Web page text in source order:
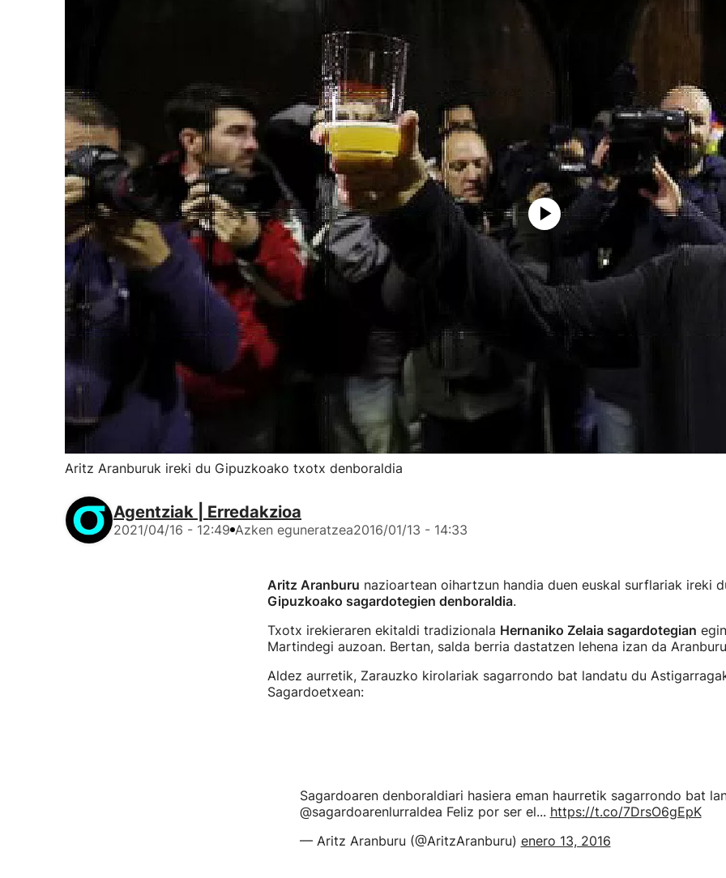
Aritz Aranburuk ireki du Gipuzkoako txotx denboraldia
Agentziak | Erredakzioa
2021/04/16 - 12:49 Azken eguneratzea2016/01/13 - 14:33
Aritz Aranburu nazioartean oihartzun handia duen euskal surflariak ireki
Gipuzkoako sagardotegien denboraldia.
Txotx irekieraren ekitaldi tradizionala Hernaniko Zelaia sagardotegian
Martindegi auzoan. Bertan, salda berria dastatzen lehena izan da
Aldez aurretik, Zarauzko kirolariak sagarrondo bat landatu du
Sagardoetxean:
Sagardoaren denboraldiari hasiera eman haurretik sagarrondo bat
@sagardoarenlurraldea Feliz por ser el... https://t.co/7DrsO6gEpK
— Aritz Aranburu (@AritzAranburu) enero 13, 2016